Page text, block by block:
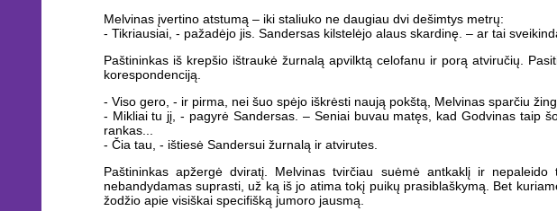
Melvinas įvertino atstumą – iki staliuko ne daugiau dvi dešimtys metrų:
- Tikriausiai, - pažadėjo jis. Sandersas kilstelėjo alaus skardinę. – ar tai
Paštininkas iš krepšio ištraukė žurnalą apvilktą celofanu ir porą atviručių.
korespondenciją.
- Viso gero, - ir pirma, nei šuo spėjo iškrėsti naują pokštą, Melvinas sparčiu
- Mikliai tu jį, - pagyrė Sandersas. – Seniai buvau matęs, kad Godvinas taip
rankas...
- Čia tau, - ištiesė Sandersui žurnalą ir atvirutes.
Paštininkas apžergė dviratį. Melvinas tvirčiau suėmė antkaklį ir
nebandydamas suprasti, už ką iš jo atima tokį puikų prasiblaškymą. Bet
žodžio apie visiškai specifišką jumoro jausmą.